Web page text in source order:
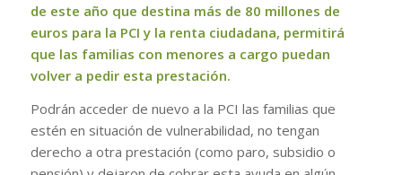
de este año que destina más de 80 millones de
euros para la PCI y la renta ciudadana, permitirá
que las familias con menores a cargo puedan
volver a pedir esta prestación.
Podrán acceder de nuevo a la PCI las familias que
estén en situación de vulnerabilidad, no tengan
derecho a otra prestación (como paro, subsidio o